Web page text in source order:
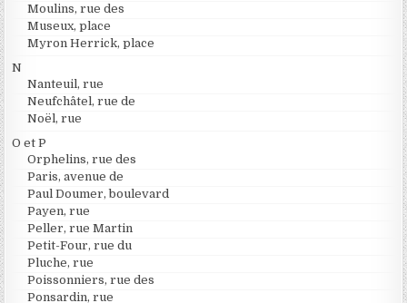
Moulins, rue des
Museux, place
Myron Herrick, place
N
Nanteuil, rue
Neufchâtel, rue de
Noël, rue
O et P
Orphelins, rue des
Paris, avenue de
Paul Doumer, boulevard
Payen, rue
Peller, rue Martin
Petit-Four, rue du
Pluche, rue
Poissonniers, rue des
Ponsardin, rue